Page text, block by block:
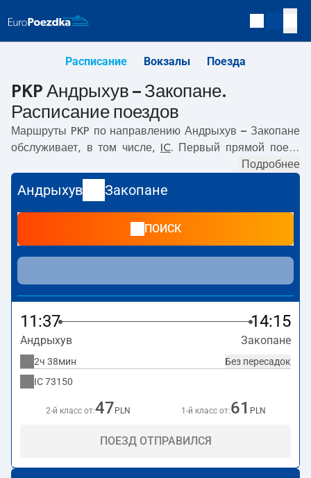
Расписание Вокзалы Поезда
PKP Андрыхув – Закопане.
Расписание поездов
Маршруты PKP по направлению Андрыхув – Закопане
обслуживает, в том числе,
IC. Первый прямой поезд
с вокзала PKP Андрыхув.
Последний поезд до Закопане отправляется в 11:37.
Самое быстрое путешествие предлагает прямой поезд
HALNY
. Поездка на нём занимает02:38. В настоящее
Андрыхув–Закопане
другие поезда перевозчика PKP Intercity. Поезд
заканчивает маршрут на станции Закопане.
Подробнее
Андрыхув Закопане
ПОИСК
11:37 14:15
Андрыхув Закопане
Без пересадок
2ч 38мин
IC73150
2-й класс от:47 PLN 1-й класс от:61 PLN
ПОЕЗД ОТПРАВИЛСЯ